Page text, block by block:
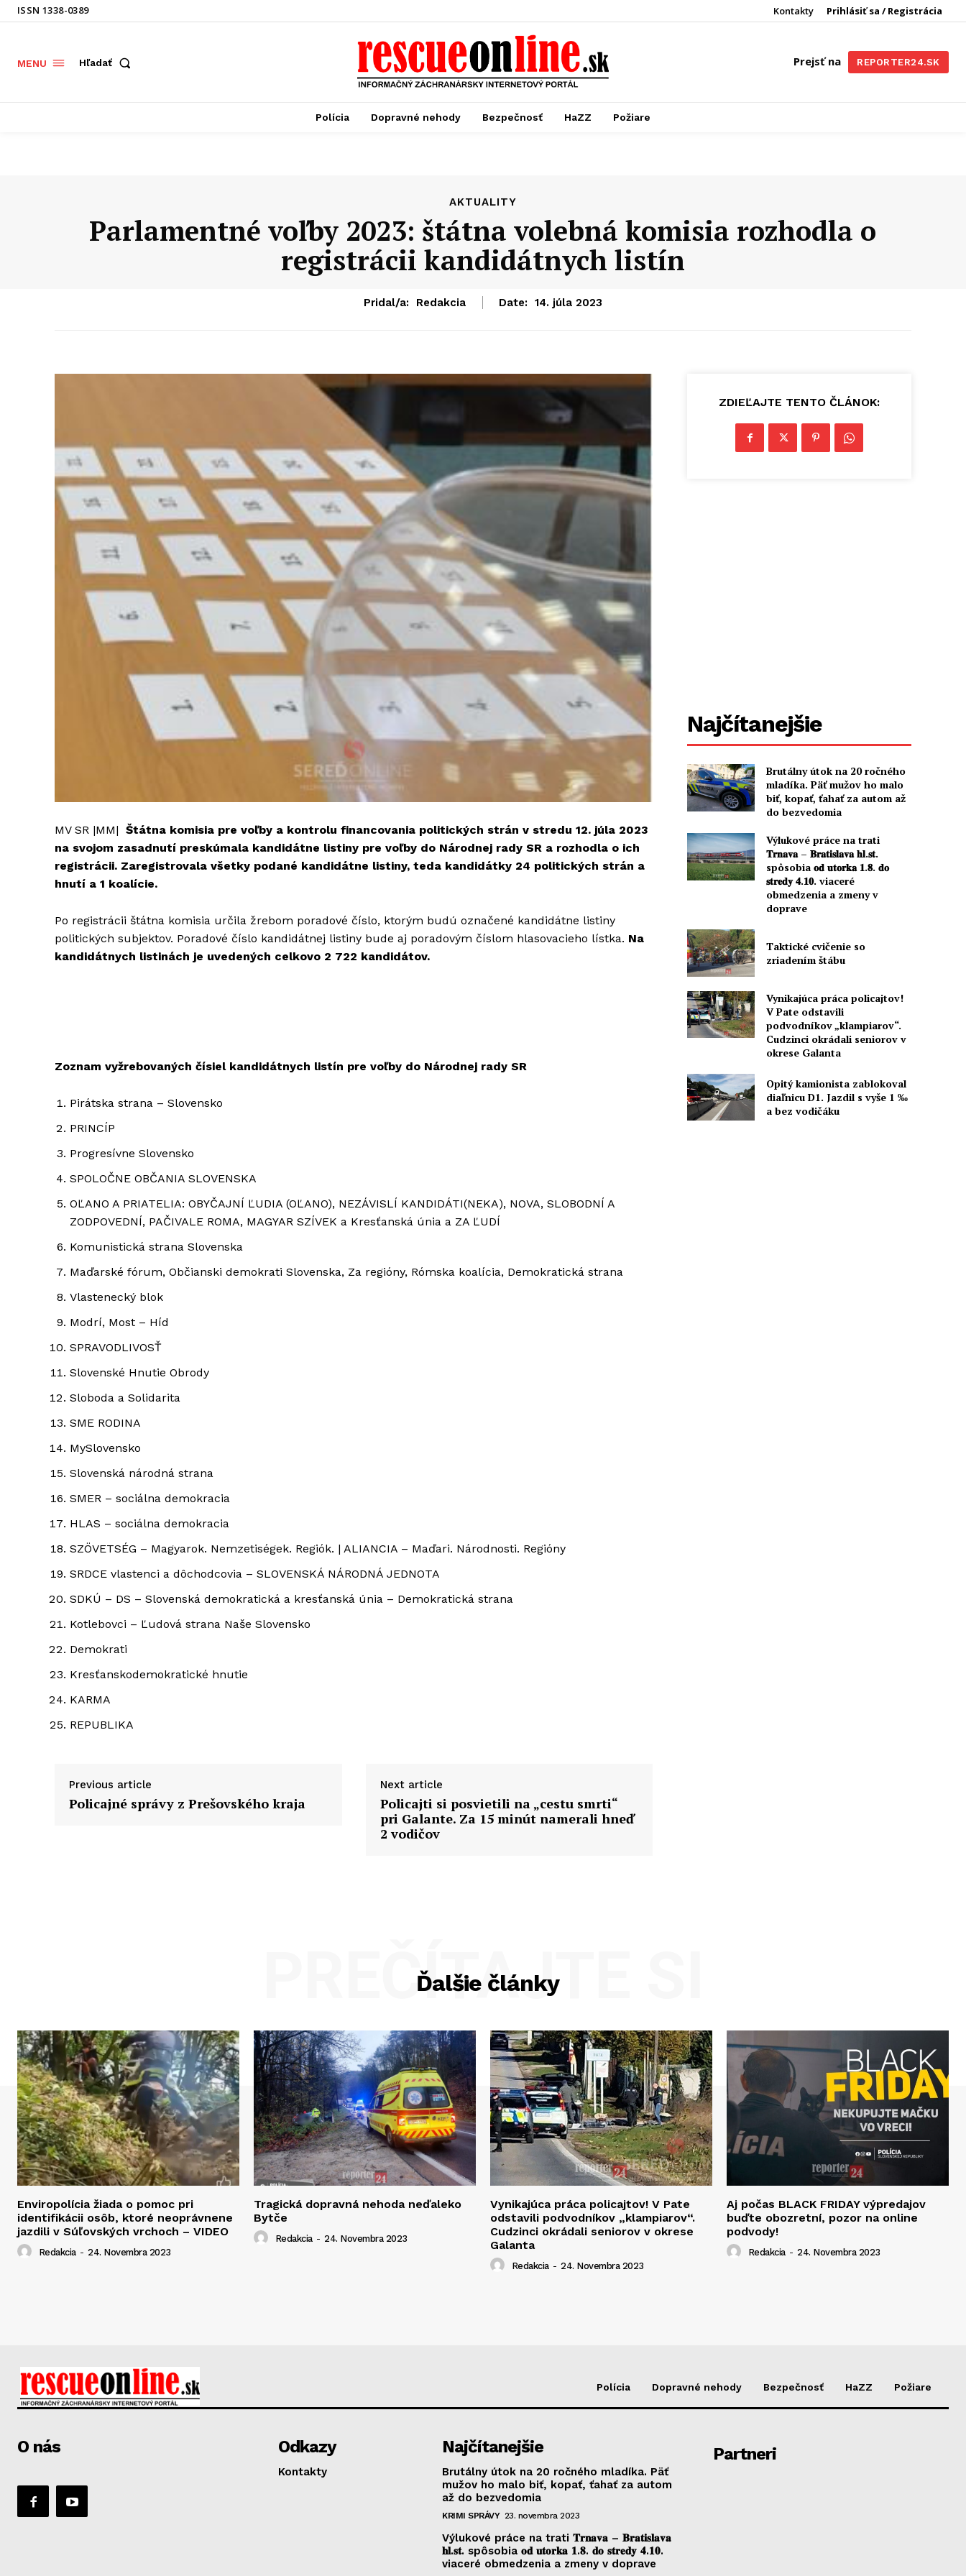
ISSN 1338-0389 Prihlásiť sa / Registrácia
Kontakty
MENU Hľadať Prejsť na REPORTER24.SK
Polícia Dopravné nehody Bezpečnosť HaZZ Požiare
AKTUALITY
Parlamentné voľby 2023: štátna volebná komisia rozhodla o
registrácii kandidátnych listín
Pridal/a: Redakcia Date: 14. júla 2023
MV SR |MM| Štátna komisia pre voľby a kontrolu financovania politických strán v stredu 12. júla 2023
na svojom zasadnutí preskúmala kandidátne listiny pre voľby do Národnej rady SR a rozhodla o ich
registrácii. Zaregistrovala všetky podané kandidátne listiny, teda kandidátky 24 politických strán a
hnutí a 1 koalície.
Po registrácii štátna komisia určila žrebom poradové číslo, ktorým budú označené kandidátne listiny
politických subjektov. Poradové číslo kandidátnej listiny bude aj poradovým číslom hlasovacieho lístka. Na
kandidátnych listinách je uvedených celkovo 2 722 kandidátov.
Zoznam vyžrebovaných čísiel kandidátnych listín pre voľby do Národnej rady SR
Pirátska strana – Slovensko
PRINCÍP
Progresívne Slovensko
SPOLOČNE OBČANIA SLOVENSKA
OĽANO A PRIATELIA: OBYČAJNÍ ĽUDIA (OĽANO), NEZÁVISLÍ KANDIDÁTI(NEKA), NOVA, SLOBODNÍ A
ZODPOVEDNÍ, PAČIVALE ROMA, MAGYAR SZÍVEK a Kresťanská únia a ZA ĽUDÍ
Komunistická strana Slovenska
Maďarské fórum, Občianski demokrati Slovenska, Za regióny, Rómska koalícia, Demokratická strana
Vlastenecký blok
Modrí, Most – Híd
SPRAVODLIVOSŤ
Slovenské Hnutie Obrody
Sloboda a Solidarita
SME RODINA
MySlovensko
Slovenská národná strana
SMER – sociálna demokracia
HLAS – sociálna demokracia
SZÖVETSÉG – Magyarok. Nemzetiségek. Regiók. | ALIANCIA – Maďari. Národnosti. Regióny
SRDCE vlastenci a dôchodcovia – SLOVENSKÁ NÁRODNÁ JEDNOTA
SDKÚ – DS – Slovenská demokratická a kresťanská únia – Demokratická strana
Kotlebovci – Ľudová strana Naše Slovensko
Demokrati
Kresťanskodemokratické hnutie
KARMA
REPUBLIKA
Previous article
Policajné správy z Prešovského kraja
Next article
Policajti si posvietili na „cestu smrti“
pri Galante. Za 15 minút namerali hneď
2 vodičov
ZDIEĽAJTE TENTO ČLÁNOK:
Najčítanejšie
Brutálny útok na 20 ročného
mladíka. Päť mužov ho malo
biť, kopať, ťahať za autom až
do bezvedomia
Výlukové práce na trati
𝐓𝐫𝐧𝐚𝐯𝐚 – 𝐁𝐫𝐚𝐭𝐢𝐬𝐥𝐚𝐯𝐚 𝐡𝐥.𝐬𝐭.
spôsobia 𝐨𝐝 𝐮𝐭𝐨𝐫𝐤𝐚 𝟏.𝟖. 𝐝𝐨
𝐬𝐭𝐫𝐞𝐝𝐲 𝟒.𝟏𝟎. viaceré
obmedzenia a zmeny v
doprave
Taktické cvičenie so
zriadením štábu
Vynikajúca práca policajtov!
V Pate odstavili
podvodníkov „klampiarov“.
Cudzinci okrádali seniorov v
okrese Galanta
Opitý kamionista zablokoval
diaľnicu D1. Jazdil s vyše 1 ‰
a bez vodičáku
Ďalšie články
PREČÍTAJTE SI
Enviropolícia žiada o pomoc pri
identifikácii osôb, ktoré neoprávnene
jazdili v Súľovských vrchoch – VIDEO
Redakcia - 24. Novembra 2023
Tragická dopravná nehoda neďaleko
Bytče
Redakcia - 24. Novembra 2023
Vynikajúca práca policajtov! V Pate
odstavili podvodníkov „klampiarov“.
Cudzinci okrádali seniorov v okrese
Galanta
Redakcia - 24. Novembra 2023
Aj počas BLACK FRIDAY výpredajov
buďte obozretní, pozor na online
podvody!
Redakcia - 24. Novembra 2023
Polícia Dopravné nehody Bezpečnosť HaZZ Požiare
O nás Odkazy
Kontakty
Najčítanejšie
Brutálny útok na 20 ročného mladíka. Päť
mužov ho malo biť, kopať, ťahať za autom
až do bezvedomia
KRIMI SPRÁVY 23. novembra 2023
Výlukové práce na trati 𝐓𝐫𝐧𝐚𝐯𝐚 – 𝐁𝐫𝐚𝐭𝐢𝐬𝐥𝐚𝐯𝐚
𝐡𝐥.𝐬𝐭. spôsobia 𝐨𝐝 𝐮𝐭𝐨𝐫𝐤𝐚 𝟏.𝟖. 𝐝𝐨 𝐬𝐭𝐫𝐞𝐝𝐲 𝟒.𝟏𝟎.
viaceré obmedzenia a zmeny v doprave
Partneri